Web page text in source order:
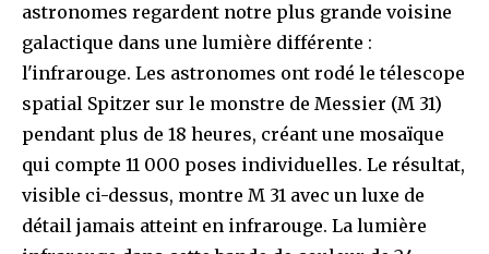
astronomes regardent notre plus grande voisine
galactique dans une lumière différente :
l'infrarouge. Les astronomes ont rodé le télescope
spatial Spitzer sur le monstre de Messier (M 31)
pendant plus de 18 heures, créant une mosaïque
qui compte 11 000 poses individuelles. Le résultat,
visible ci-dessus, montre M 31 avec un luxe de
détail jamais atteint en infrarouge. La lumière